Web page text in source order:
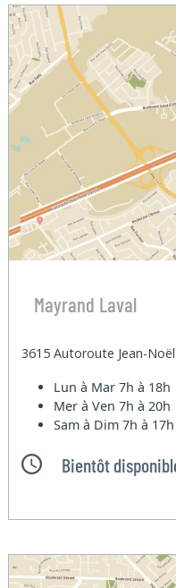
Mayrand Laval
3615 Autoroute Jean-
Lun à Mar7h à 18h
Mer à Ven7h à 20h
Sam à Dim7h à 17h
Bientôt